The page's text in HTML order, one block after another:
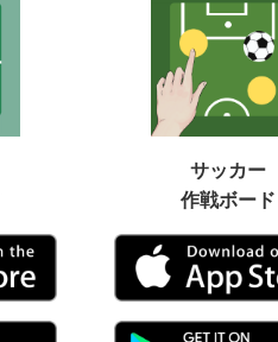
サッカー
作戦ボード